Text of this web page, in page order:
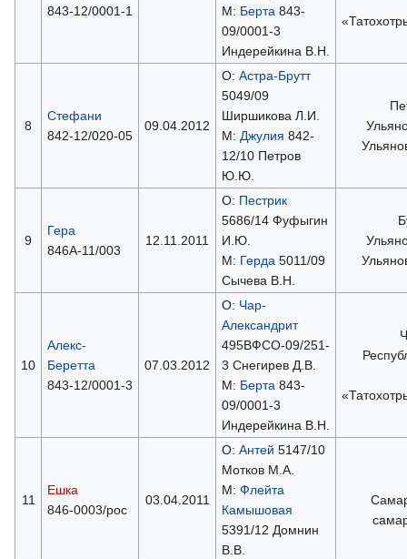
843-12/0001-1
М: Берта843-
09/0001-3
Индерейкина В.Н.
8
Стефани
842-12/020-05
09.04.2012
О: Астра-Брутт
5049/09
Ширшикова Л.И.
М: Джулия 842-
12/10 Петров
Ю.Ю.
9
Гера
846А-11/003
12.11.2011
О: Пестрик
5686/14 Фуфыгин
И.Ю.
М: Герда5011/09
Сычева В.Н.
10
Алекс-
Беретта
843-12/0001-3
07.03.2012
О: Чар-
Александрит
495ВФСО-09/251-
3 Снегирев Д.В.
М: Берта843-
09/0001-3
Индерейкина В.Н.
11
Ешка
846-0003/рос
03.04.2011
О: Антей 5147/10
Мотков М.А.
М: Флейта
Камышовая
5391/12 Домнин
В.В.